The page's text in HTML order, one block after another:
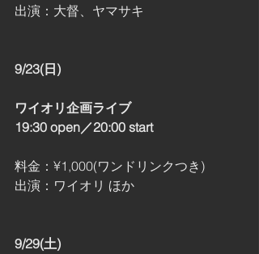
出演：大督、ヤマサキ
9/23(日)
ワイオリ企画ライブ
19:30 open／20:00 start
料金：¥1,000(ワンドリンクつき)
出演：ワイオリ ほか
9/29(土)